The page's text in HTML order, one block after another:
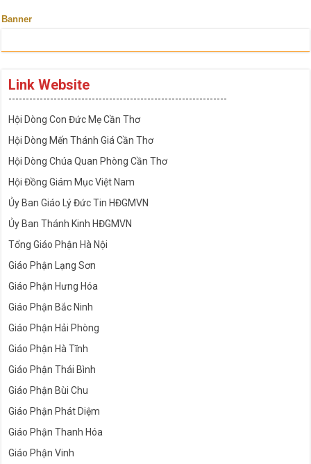
Banner
Link Website
---------------------------------------------------------------
Hội Dòng Con Đức Mẹ Cần Thơ
Hội Dòng Mến Thánh Giá Cần Thơ
Hội Dòng Chúa Quan Phòng Cần Thơ
Hội Đồng Giám Mục Việt Nam
Ủy Ban Giáo Lý Đức Tin HĐGMVN
Ủy Ban Thánh Kinh HĐGMVN
Tổng Giáo Phận Hà Nội
Giáo Phận Lạng Sơn
Giáo Phận Hưng Hóa
Giáo Phận Bắc Ninh
Giáo Phận Hải Phòng
Giáo Phận Hà Tĩnh
Giáo Phận Thái Bình
Giáo Phận Bùi Chu
Giáo Phận Phát Diệm
Giáo Phận Thanh Hóa
Giáo Phận Vinh